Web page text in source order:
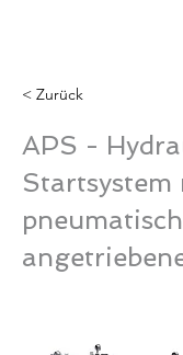
< Zurück
APS -
Startsystem
pneumatisch